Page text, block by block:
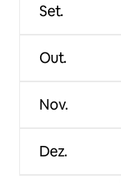
Set.
Out.
Nov.
Dez.